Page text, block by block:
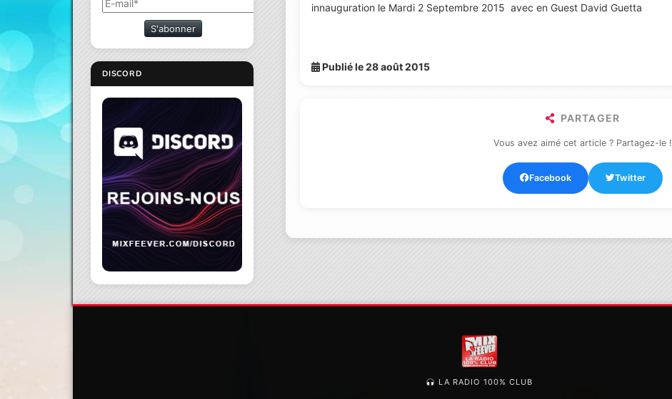
S'abonner
DISCORD
innauguration le Mardi 2 Septembre 2015 avec en Guest David Guetta
Publié le 28 août 2015
PARTAGER
Vous avez aimé cet article ? Partagez-le !
Facebook Twitter
LA RADIO 100% CLUB